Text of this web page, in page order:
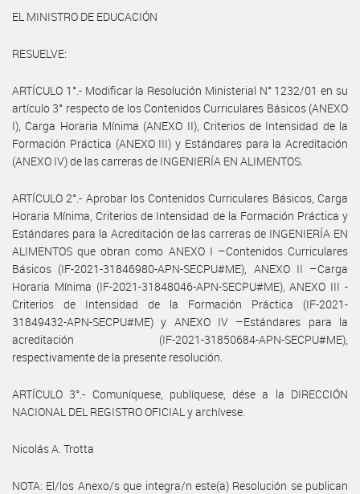
EL MINISTRO DE EDUCACIÓN
RESUELVE:
ARTÍCULO 1°.- Modificar la Resolución Ministerial N° 1232/01 en su
artículo 3° respecto de los Contenidos Curriculares Básicos (ANEXO
I), Carga Horaria Mínima (ANEXO II), Criterios de Intensidad de la
Formación Práctica (ANEXO III) y Estándares para la Acreditación
(ANEXO IV) de las carreras de INGENIERÍA EN ALIMENTOS.
ARTÍCULO 2°.- Aprobar los Contenidos Curriculares Básicos, Carga
Horaria Mínima, Criterios de Intensidad de la Formación Práctica y
Estándares para la Acreditación de las carreras de INGENIERÍA EN
ALIMENTOS que obran como ANEXO I –Contenidos Curriculares
Básicos (IF-2021-31846980-APN-SECPU#ME), ANEXO II –Carga
Horaria Mínima (IF-2021-31848046-APN-SECPU#ME), ANEXO III -
Criterios de Intensidad de la Formación Práctica (IF-2021-
31849432-APN-SECPU#ME) y ANEXO IV –Estándares para la
acreditación (IF-2021-31850684-APN-SECPU#ME),
respectivamente de la presente resolución.
ARTÍCULO 3°.- Comuníquese, publíquese, dése a la DIRECCIÓN
NACIONAL DEL REGISTRO OFICIAL y archívese.
Nicolás A. Trotta
NOTA: El/los Anexo/s que integra/n este(a) Resolución se publican